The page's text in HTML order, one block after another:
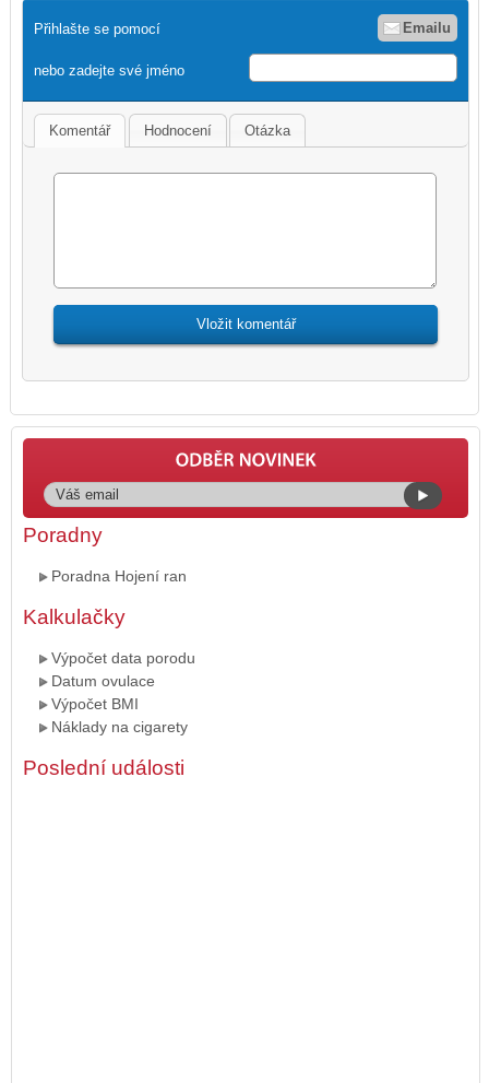
Přihlašte se pomocí Emailu
nebo zadejte své jméno
Komentář Hodnocení Otázka
Poradny
Poradna Hojení ran
Kalkulačky
Výpočet data porodu
Datum ovulace
Výpočet BMI
Náklady na cigarety
Poslední události